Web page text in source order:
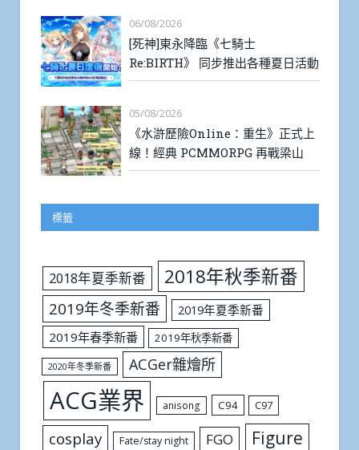
06/08/2026
[死神]東永降臨《七騎士
Re:BIRTH》 同步推出各種夏日活動
05/08/2026
《水滸歷險Online：重生》正式上
線！經典 PCMMORPG 再戰梁山
標籤
2018年夏季新番 2018年秋季新番
2019年冬季新番
2019年夏季新番
2019年春季新番
2019年秋季新番
2020年冬季新番 ACGer雜燴所
ACG業界 anisong C94 C97
cosplay Fate/stay night FGO Figure